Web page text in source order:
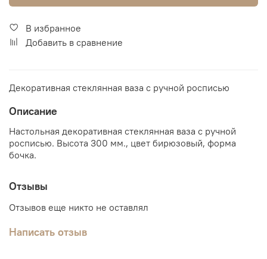
В избранное
Добавить в сравнение
Декоративная стеклянная ваза с ручной росписью
Описание
Настольная декоративная стеклянная ваза с ручной
росписью. Высота 300 мм., цвет бирюзовый, форма
бочка.
Отзывы
Отзывов еще никто не оставлял
Написать отзыв